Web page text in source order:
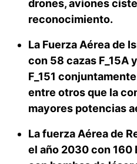
drones, aviones
reconocimiento.
La Fuerza Aérea de
con 58 cazas F_15A
F_151
entre otros que la
mayores potencias
La fuerza Aérea de
el año 2030 con